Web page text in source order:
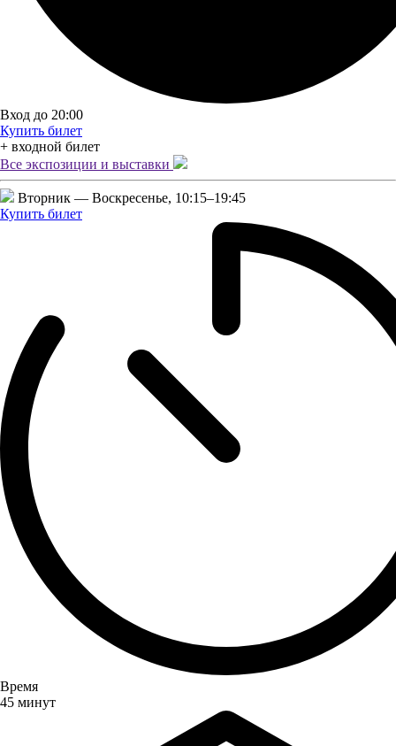
Вход до 20:00
Купить билет
+ входной билет
Все экспозиции и выставки
Вторник — Воскресенье, 10:15–19:45
Купить билет
Время
45 минут